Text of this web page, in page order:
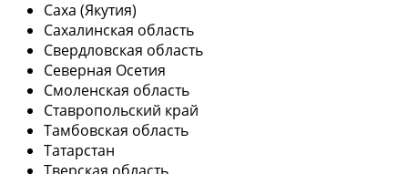
Саха (Якутия)
Сахалинская область
Свердловская область
Северная Осетия
Смоленская область
Ставропольский край
Тамбовская область
Татарстан